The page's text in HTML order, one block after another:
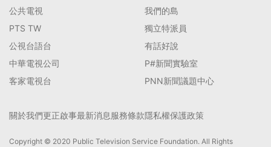
公共電視
PTS TW
公視台語台
中華電視公司
客家電視台
我們的島
獨立特派員
有話好說
P#新聞實驗室
PNN新聞議題中心
關於我們更正啟事最新消息服務條款隱私權保護政策
Copyright © 2020 Public Television Service Foundation. All Rights